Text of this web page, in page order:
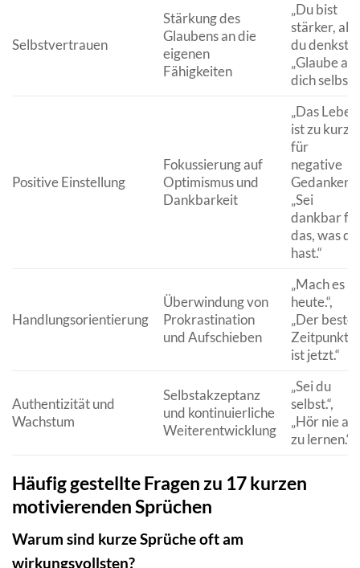
Selbstvertrauen
Stärkung des
Glaubens an die
eigenen
Fähigkeiten
„Du bist
stärker, als
du denkst.“,
„Glaube an
dich selbst.“
Positive Einstellung
Fokussierung auf
Optimismus und
Dankbarkeit
„Das Leben
ist zu kurz
für
negative
Gedanken.“,
„Sei
dankbar
das, was du
hast.“
Handlungsorientierung
Überwindung von
Prokrastination
und Aufschieben
„Mach es
heute.“,
„Der beste
Zeitpunkt
ist jetzt.“
Authentizität und
Wachstum
Selbstakzeptanz
und kontinuierliche
Weiterentwicklung
„Sei du
selbst.“,
„Hör nie auf
zu lernen.“
Häufig gestellte Fragen zu 17 kurzen
motivierenden Sprüchen
Warum sind kurze Sprüche oft am
wirkungsvollsten?